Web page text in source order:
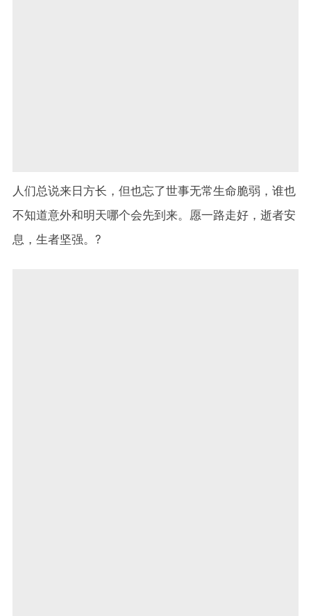
人们总说来日方长，但也忘了世事无常生命脆弱，谁也
不知道意外和明天哪个会先到来。愿一路走好，逝者安
息，生者坚强。 ?️